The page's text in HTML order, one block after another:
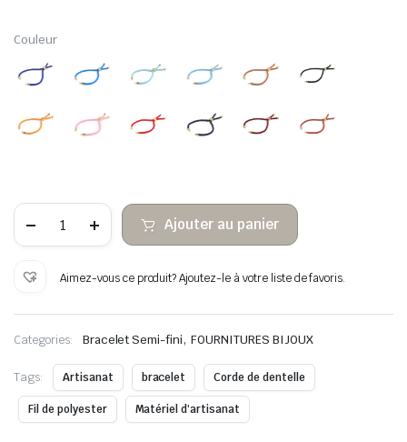
Couleur
Curseur
cordon
réglable
au
poignet
Ajouter au panier
Aimez-vous ce produit? Ajoutez-le à votre liste de favoris.
Categories: Bracelet Semi-fini,FOURNITURES BIJOUX
Tags: Artisanat bracelet Corde de dentelle
Fil de polyester Matériel d'artisanat